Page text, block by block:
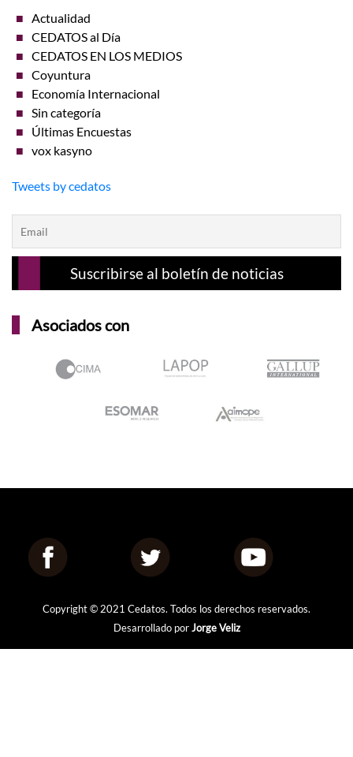
Actualidad
CEDATOS al Día
CEDATOS EN LOS MEDIOS
Coyuntura
Economía Internacional
Sin categoría
Últimas Encuestas
vox kasyno
Tweets by cedatos
Asociados con
Copyright © 2021 Cedatos. Todos los derechos reservados.
Desarrollado porJorge Veliz